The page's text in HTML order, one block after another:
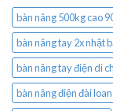
bàn nâng 500kg cao
bàn nâng tay 2x nhật
bàn nâng tay điện di
bàn nâng điện đài loan